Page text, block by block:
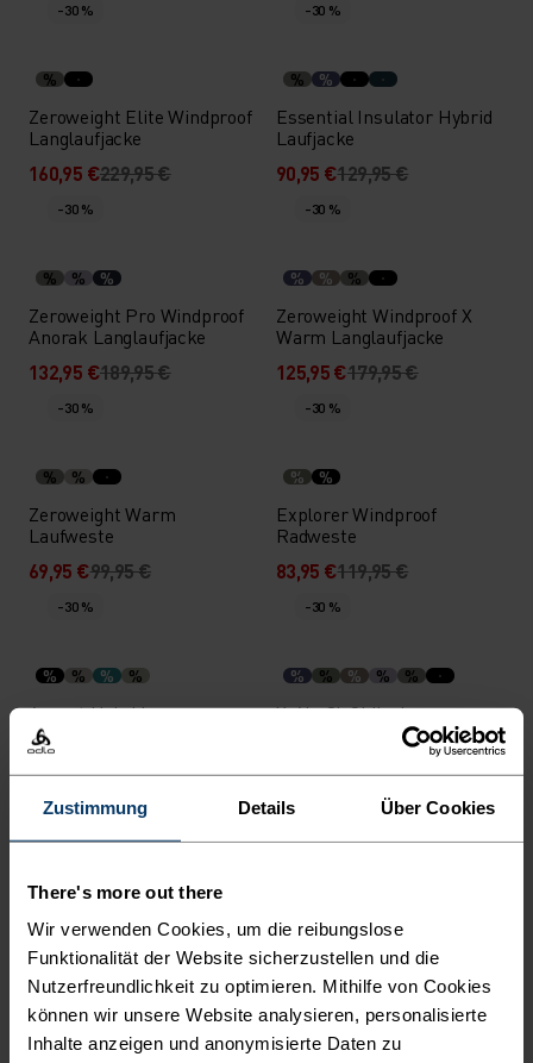
Zustimmung Details Über Cookies
There's more out there
Wir verwenden Cookies, um die reibungslose
Funktionalität der Website sicherzustellen und die
Nutzerfreundlichkeit zu optimieren. Mithilfe von Cookies
können wir unsere Website analysieren, personalisierte
Inhalte anzeigen und anonymisierte Daten zu
-30 %
%
Zeroweight Elite Windproof
Langlaufjacke
160,95 €229,95 €
-30 %
% %
Essential Insulator Hybrid
Laufjacke
90,95 €129,95 €
-30 %
% % %
Zeroweight Pro Windproof
Anorak Langlaufjacke
132,95 €189,95 €
-30 %
% % %
Zeroweight Windproof X
Warm Langlaufjacke
125,95 €179,95 €
-30 %
% %
Zeroweight Warm
Laufweste
69,95 €99,95 €
-30 %
% %
Explorer Windproof
Radweste
83,95 €119,95 €
-30 %
% % % %
Ascent Hybrid
Isolationsjacke
139,95 €199,95 €
-30 %
% % % % %
X-Alp 3L Skijacke
314,95 €449,95 €
-30 %
Laufweste
69,95 €99,95 €
-30 %
Wasserdicht
Laufjacke
188,95 €269,95 €
-40 %
Wasserdicht